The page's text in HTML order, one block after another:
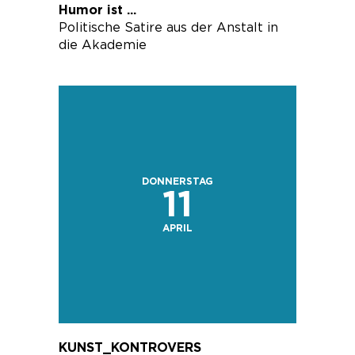
Humor ist ...
Politische Satire aus der Anstalt in
die Akademie
DONNERSTAG
11
APRIL
KUNST_KONTROVERS